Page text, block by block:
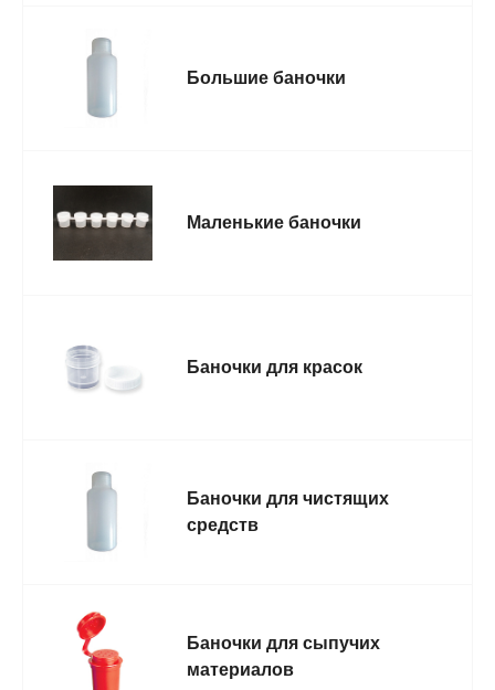
Большие баночки
Маленькие баночки
Баночки для красок
Баночки для чистящих
средств
Баночки для сыпучих
материалов